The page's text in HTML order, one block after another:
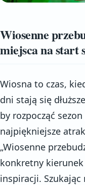
Wiosenne
miejsca na start
Wiosna to czas,
dni stają się
by rozpocząć
najpiękniejsze
„Wiosenne
konkretny
inspiracji.